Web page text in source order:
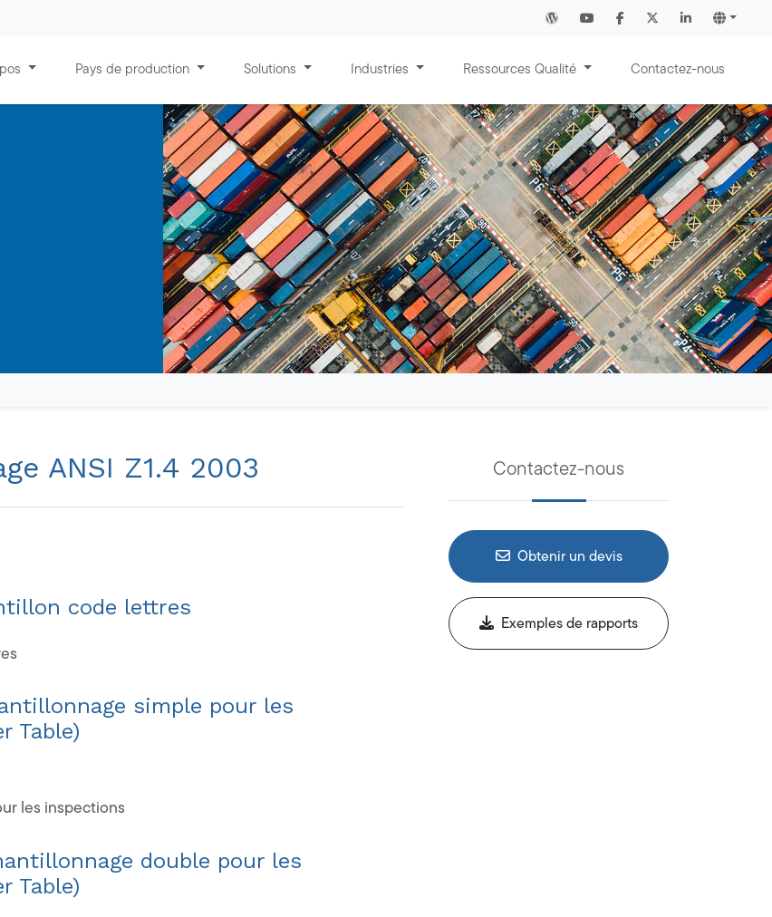
Pays de production Solutions Industries Ressources Qualité Contactez-nous
ANSI Z1.4 2003
code lettres
simple pour les
Table)
les inspections
double pour les
Table)
Contactez-nous
Obtenir un devis
Exemples de rapports